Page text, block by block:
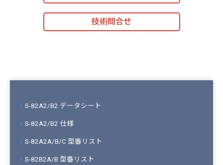
技術問合せ
S-82A2/B2 データシート
S-82A2/B2 仕様
S-82A2A/B/C 型番リスト
S-82B2A/B 型番リスト